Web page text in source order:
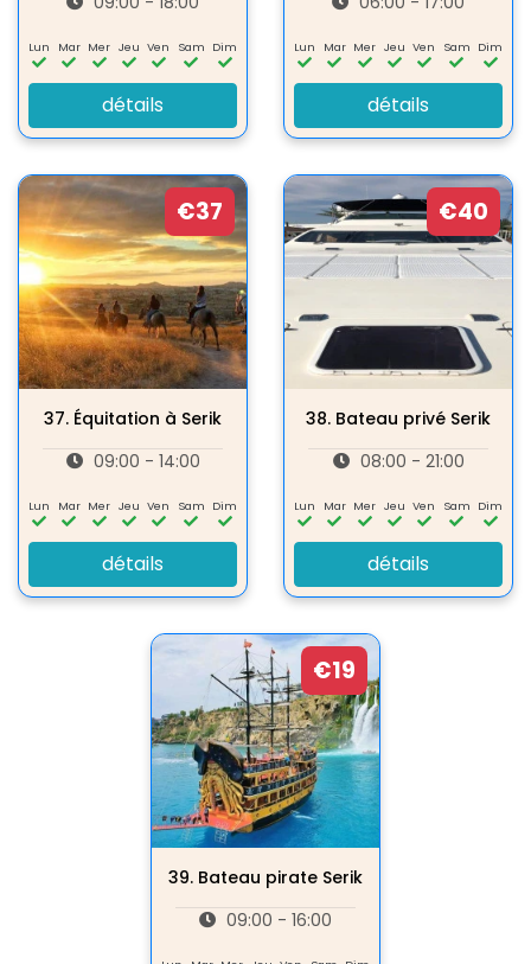
Lun Mar Mer Jeu Ven Sam Dim
détails
Lun Mar Mer Jeu Ven Sam Dim
détails
€37
37. Équitation à Serik
09:00 - 14:00
Lun Mar Mer Jeu Ven Sam Dim
détails
€40
38. Bateau privé Serik
08:00 - 21:00
Lun Mar Mer Jeu Ven Sam Dim
détails
€19
39. Bateau pirate Serik
09:00 - 16:00